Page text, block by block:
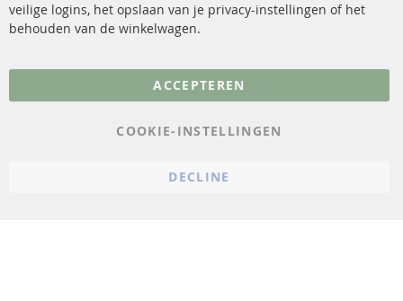
FAQ
Annuleer contract
Gegevensbescherming
veilige logins, het opslaan van je privacy-instellingen of het
behouden van de winkelwagen.
ACCEPTEREN
COOKIE-INSTELLINGEN
DECLINE